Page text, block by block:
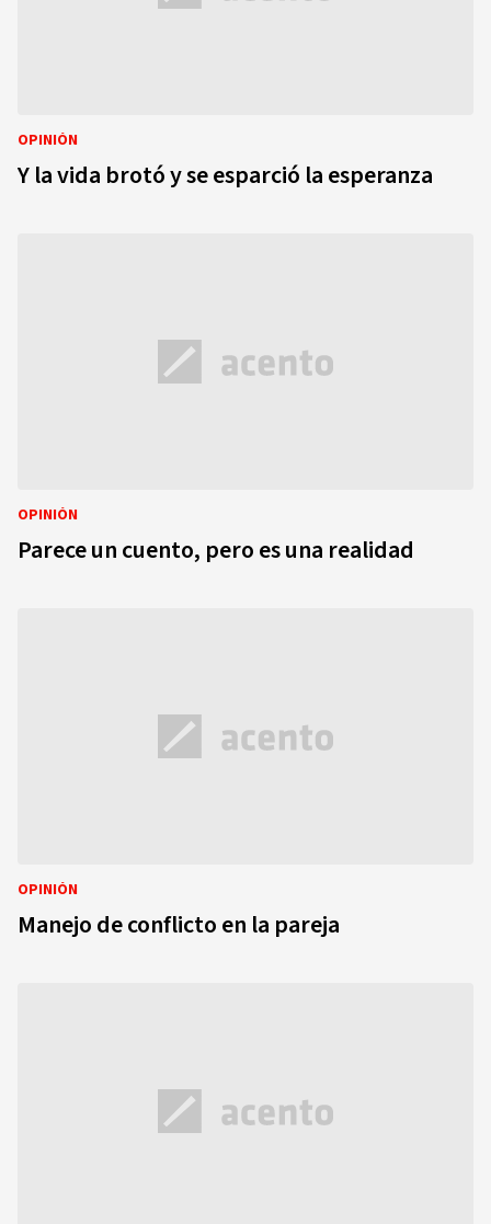
OPINIÓN
Y la vida brotó y se esparció la esperanza
OPINIÓN
Parece un cuento, pero es una realidad
OPINIÓN
Manejo de conflicto en la pareja